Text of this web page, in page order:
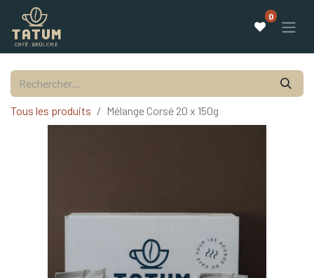
0
Tous les produits Mélange Corsé 20 x 150g